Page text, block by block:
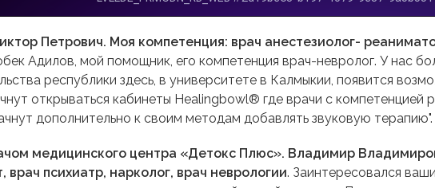
Петрович. Моя компетенция: врач анестезиолог-
Адилов, мой помощник, его компетенция врач-невролог. У нас
республики здесь, в университете в Калмыкии, появится
открываться кабинеты Healingbowl® где врачи с компетенцией
дополнительно к своим методам добавлять звуковую терапию".
медицинского центра «Детокс Плюс». Владимир
врач психиатр, нарколог, врач неврологии. Заинтересовался